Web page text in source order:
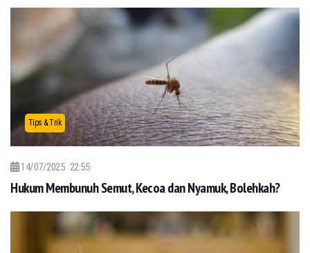
Tips & Trik
14/07/2025 22:55
Hukum Membunuh Semut, Kecoa dan Nyamuk, Bolehkah?